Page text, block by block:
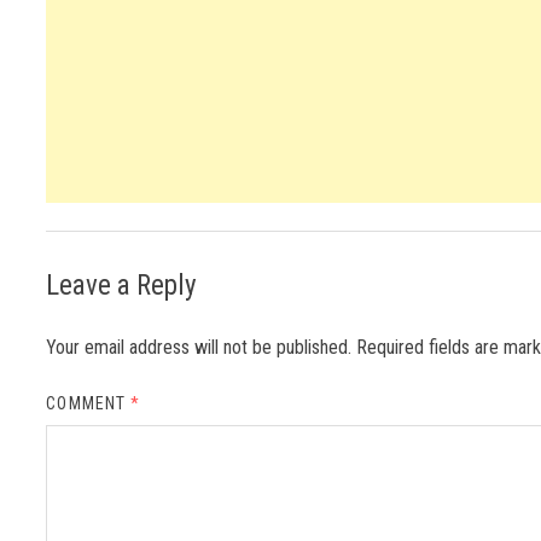
Leave a Reply
Your email address will not be published. Required fields are
COMMENT*